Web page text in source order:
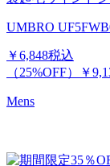
UMBRO
￥6,848税込
（25%OFF）
￥
Mens